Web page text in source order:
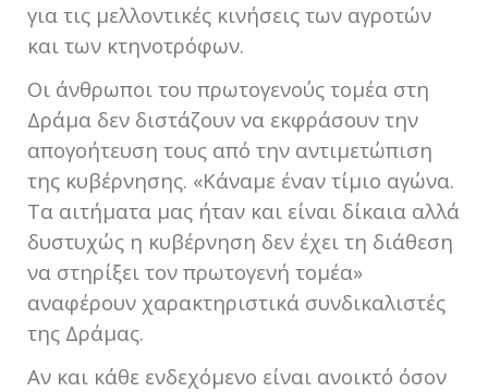
για τις μελλοντικές κινήσεις των αγροτών
και των κτηνοτρόφων.
Οι άνθρωποι του πρωτογενούς τομέα στη
Δράμα δεν διστάζουν να εκφράσουν την
απογοήτευση τους από την αντιμετώπιση
της κυβέρνησης. «Κάναμε έναν τίμιο αγώνα.
Τα αιτήματα μας ήταν και είναι δίκαια αλλά
δυστυχώς η κυβέρνηση δεν έχει τη διάθεση
να στηρίξει τον πρωτογενή τομέα»
αναφέρουν χαρακτηριστικά συνδικαλιστές
της Δράμας.
Αν και κάθε ενδεχόμενο είναι ανοικτό όσον